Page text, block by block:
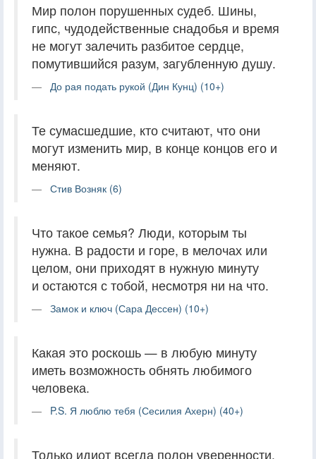
Мир полон порушенных судеб. Шины,
гипс, чудодейственные снадобья и время
не могут залечить разбитое сердце,
помутившийся разум, загубленную душу.
До рая подать рукой (Дин Кунц) (10+)
Те сумасшедшие, кто считают, что они
могут изменить мир, в конце концов его и
меняют.
Стив Возняк (6)
Что такое семья? Люди, которым ты
нужна. В радости и горе, в мелочах или
целом, они приходят в нужную минуту
и остаются с тобой, несмотря ни на что.
Замок и ключ (Сара Дессен) (10+)
Какая это роскошь — в любую минуту
иметь возможность обнять любимого
человека.
P.S. Я люблю тебя (Сесилия Ахерн) (40+)
Только идиот всегда полон уверенности.